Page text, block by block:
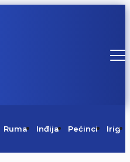
Ruma Inđija Pećinci Irig